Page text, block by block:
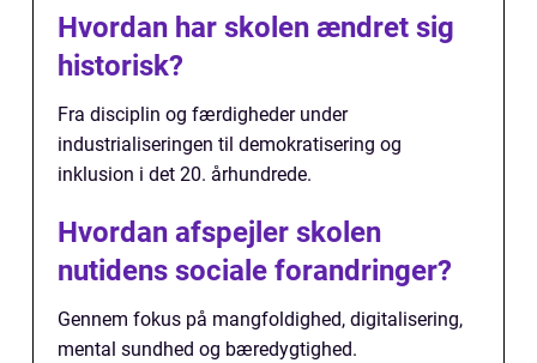
Hvordan har skolen ændret sig
historisk?
Fra disciplin og færdigheder under
industrialiseringen til demokratisering og
inklusion i det 20. århundrede.
Hvordan afspejler skolen
nutidens sociale forandringer?
Gennem fokus på mangfoldighed, digitalisering,
mental sundhed og bæredygtighed.